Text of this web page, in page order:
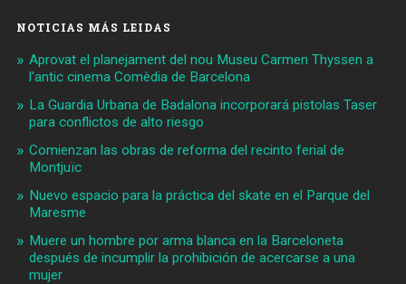
NOTICIAS MÁS LEIDAS
Aprovat el planejament del nou Museu Carmen Thyssen a
l'antic cinema Comèdia de Barcelona
La Guardia Urbana de Badalona incorporará pistolas Taser
para conflictos de alto riesgo
Comienzan las obras de reforma del recinto ferial de
Montjuïc
Nuevo espacio para la práctica del skate en el Parque del
Maresme
Muere un hombre por arma blanca en la Barceloneta
después de incumplir la prohibición de acercarse a una
mujer